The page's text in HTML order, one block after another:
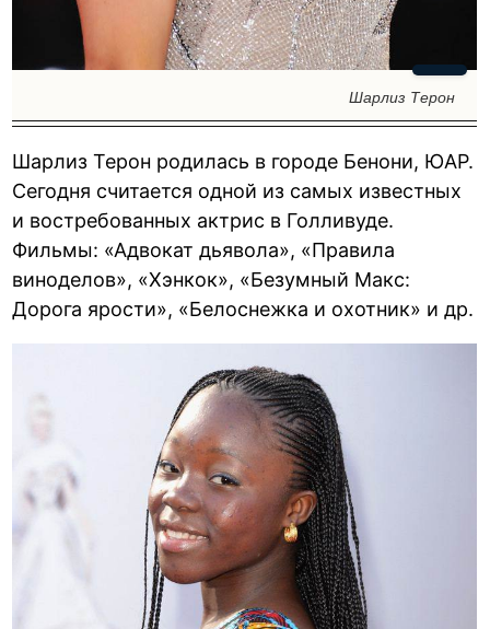
Шарлиз Терон
Шарлиз Терон родилась в городе Бенони, ЮАР.
Сегодня считается одной из самых известных
и востребованных актрис в Голливуде.
Фильмы: «Адвокат дьявола», «Правила
виноделов», «Хэнкок», «Безумный Макс:
Дорога ярости», «Белоснежка и охотник» и др.